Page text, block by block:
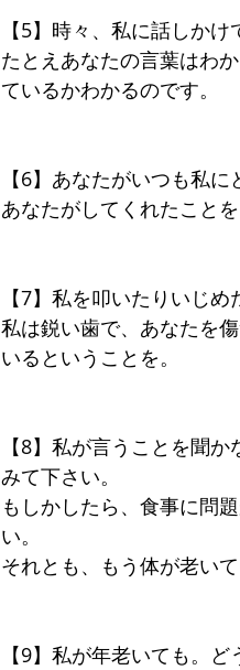
【5】時々、私に話しかけ
たとえあなたの言葉はわ
ているかわかるのです。
【6】あなたがいつも私
あなたがしてくれたこと
【7】私を叩いたりいじ
私は鋭い歯で、あなたを
いるということを。
【8】私が言うことを聞
みて下さい。
もしかしたら、食事に問
い。
それとも、もう体が老い
【9】私が年老いても。ど